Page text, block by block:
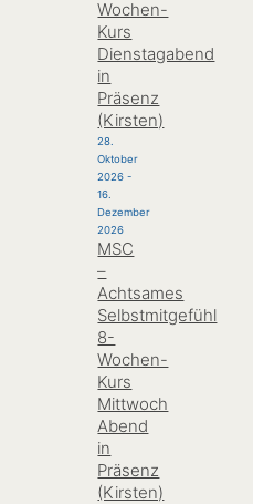
Wochen-
Kurs
Dienstagabend
in
Präsenz
(Kirsten)
28.
Oktober
2026 -
16.
Dezember
2026
MSC
–
Achtsames
Selbstmitgefühl
8-
Wochen-
Kurs
Mittwoch
Abend
in
Präsenz
(Kirsten)